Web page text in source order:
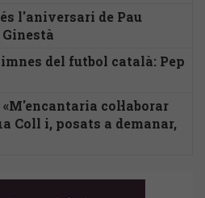
l'aniversari de Pau
Ginestà
del futbol català: Pep
col·laborar
Coll i, posats a demanar,